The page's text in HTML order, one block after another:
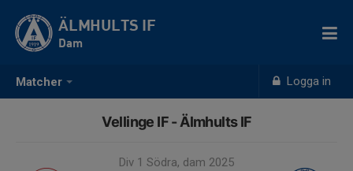
Matcher Logga in
ÄLMHULTS IF
Dam
Vellinge IF - Älmhults IF
Div 1 Södra, dam 2025